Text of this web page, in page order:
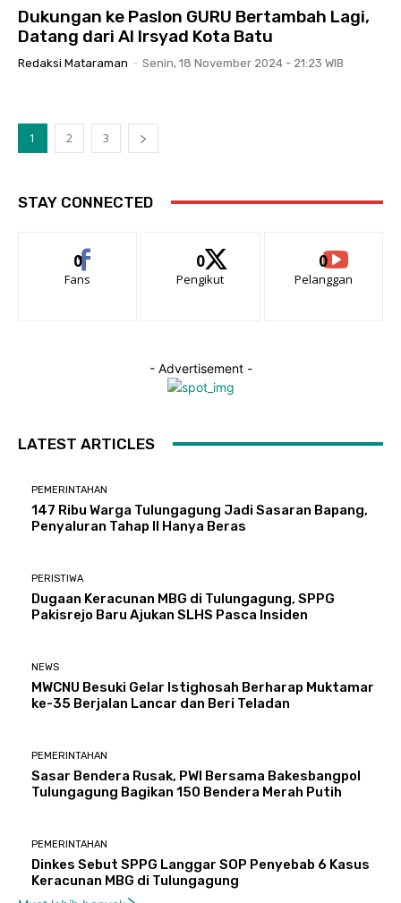
Dukungan ke Paslon GURU Bertambah Lagi,
Datang dari Al Irsyad Kota Batu
Redaksi Mataraman - Senin, 18 November 2024 - 21:23 WIB
1 2 3
STAY CONNECTED
0
Fans
0
Pengikut
0
Pelanggan
- Advertisement -
LATEST ARTICLES
PEMERINTAHAN
147 Ribu Warga Tulungagung Jadi Sasaran Bapang,
Penyaluran Tahap II Hanya Beras
PERISTIWA
Dugaan Keracunan MBG di Tulungagung, SPPG
Pakisrejo Baru Ajukan SLHS Pasca Insiden
NEWS
MWCNU Besuki Gelar Istighosah Berharap Muktamar
ke-35 Berjalan Lancar dan Beri Teladan
PEMERINTAHAN
Sasar Bendera Rusak, PWI Bersama Bakesbangpol
Tulungagung Bagikan 150 Bendera Merah Putih
PEMERINTAHAN
Dinkes Sebut SPPG Langgar SOP Penyebab 6 Kasus
Keracunan MBG di Tulungagung